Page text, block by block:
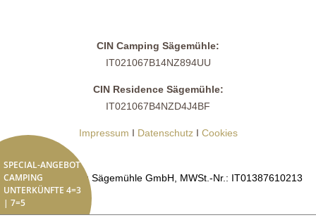
SPECIAL-ANGEBOT
CAMPING
UNTERKÜNFTE 4=3
| 7=5
CIN Camping Sägemühle:
IT021067B14NZ894UU
CIN Residence Sägemühle:
IT021067B4NZD4J4BF
Impressum I DatenschutzI Cookies
© 2026 Camping Sägemühle GmbH, MWSt.-Nr.: IT01387610213